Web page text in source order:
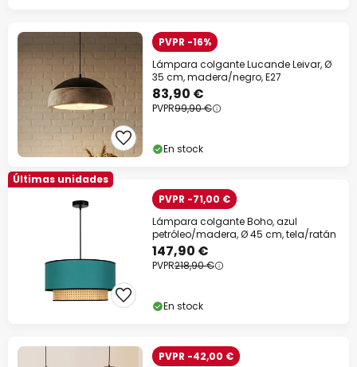
PVPR -16%
Lámpara colgante Lucande Leivar, Ø
35 cm, madera/negro, E27
83,90 €
PVPR99,90 €
En stock
Últimas unidades
PVPR -71,00 €
Lámpara colgante Boho, azul
petróleo/madera, Ø 45 cm, tela/ratán
147,90 €
PVPR218,90 €
En stock
PVPR -42,00 €